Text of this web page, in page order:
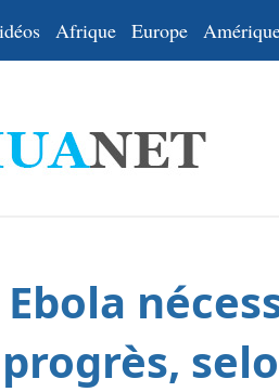
Afrique Europe
Ebola